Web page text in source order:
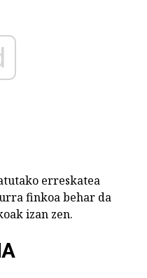
erreskatea
finkoa behar da
izan zen.